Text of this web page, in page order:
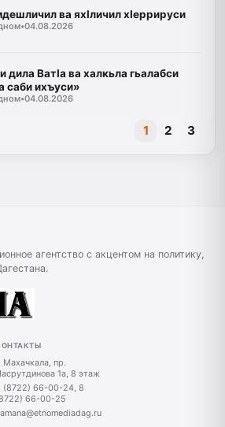
Адамдешличил ва яхIличил хIеррируси
•04.08.2026
ва халкьла гьалабси
саби ихъуси»
•04.08.2026
1 2 3
агентство с акцентом на политику,
Махачкала, пр.
1а, 8 этаж
(8722) 66-00-24, 8
66-00-25